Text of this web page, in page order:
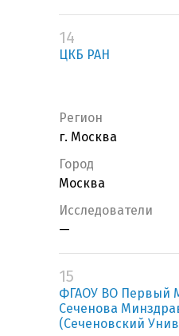
14
ЦКБ РАН
Регион
г. Москва
Город
Москва
Исследователи
—
15
ФГАОУ ВО Первый
Сеченова
(Сеченовский